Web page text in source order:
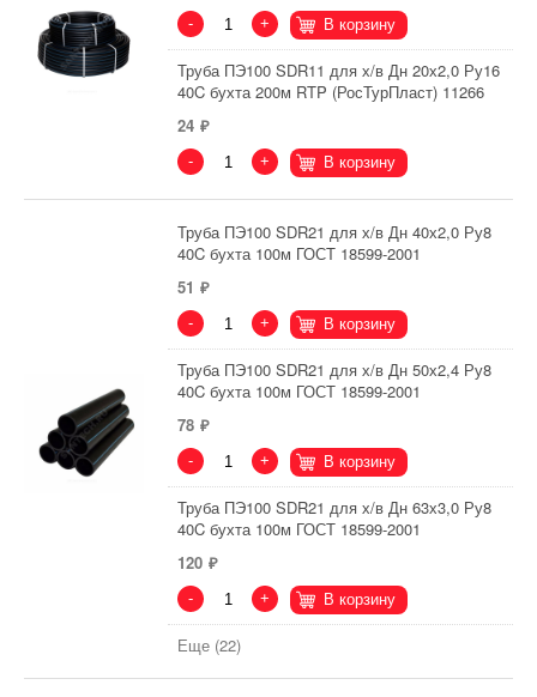
- + В корзину
Труба ПЭ100 SDR11 для х/в Дн 20х2,0 Ру16
40C бухта 200м RTP (РосТурПласт) 11266
24
- + В корзину
Труба ПЭ100 SDR21 для х/в Дн 40х2,0 Ру8
40C бухта 100м ГОСТ 18599-2001
51
- + В корзину
Труба ПЭ100 SDR21 для х/в Дн 50х2,4 Ру8
40C бухта 100м ГОСТ 18599-2001
78
- + В корзину
Труба ПЭ100 SDR21 для х/в Дн 63х3,0 Ру8
40C бухта 100м ГОСТ 18599-2001
120
- + В корзину
Еще (22)